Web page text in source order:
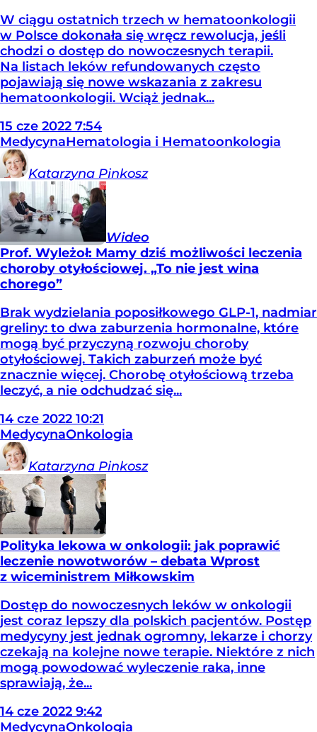
W ciągu ostatnich trzech w hematoonkologii
w Polsce dokonała się wręcz rewolucja, jeśli
chodzi o dostęp do nowoczesnych terapii.
Na listach leków refundowanych często
pojawiają się nowe wskazania z zakresu
hematoonkologii. Wciąż jednak...
15 cze 2022 7:54
MedycynaHematologia i Hematoonkologia
Katarzyna Pinkosz
Wideo
Prof. Wyleżoł: Mamy dziś możliwości leczenia
choroby otyłościowej. „To nie jest wina
chorego”
Brak wydzielania poposiłkowego GLP-1, nadmiar
greliny: to dwa zaburzenia hormonalne, które
mogą być przyczyną rozwoju choroby
otyłościowej. Takich zaburzeń może być
znacznie więcej. Chorobę otyłościową trzeba
leczyć, a nie odchudzać się...
14 cze 2022 10:21
MedycynaOnkologia
Katarzyna Pinkosz
Polityka lekowa w onkologii: jak poprawić
leczenie nowotworów – debata Wprost
z wiceministrem Miłkowskim
Dostęp do nowoczesnych leków w onkologii
jest coraz lepszy dla polskich pacjentów. Postęp
medycyny jest jednak ogromny, lekarze i chorzy
czekają na kolejne nowe terapie. Niektóre z nich
mogą powodować wyleczenie raka, inne
sprawiają, że...
14 cze 2022 9:42
MedycynaOnkologia